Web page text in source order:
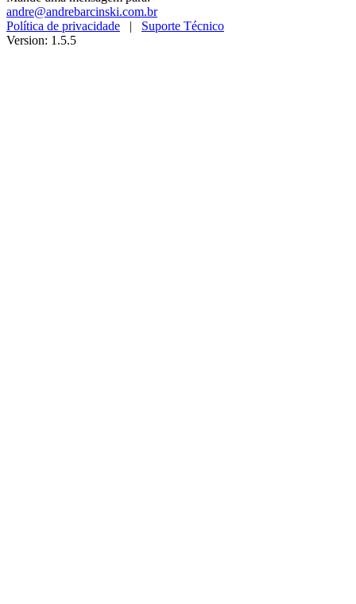
andre@andrebarcinski.com.br
Política de privacidade | Suporte Técnico
Version: 1.5.5